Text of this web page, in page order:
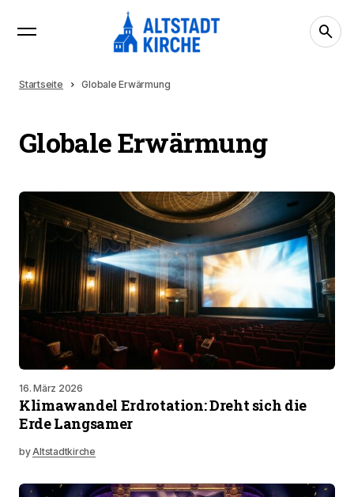
Startseite Globale Erwärmung
Globale Erwärmung
16. März 2026
Klimawandel Erdrotation: Dreht sich die
Erde Langsamer
byAltstadtkirche